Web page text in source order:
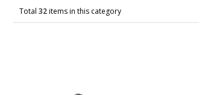
Total 32items in this category